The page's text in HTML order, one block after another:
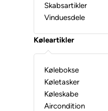
Skabsartikler
Vinduesdele
Køleartikler
Kølebokse
Køletasker
Køleskabe
Aircondition